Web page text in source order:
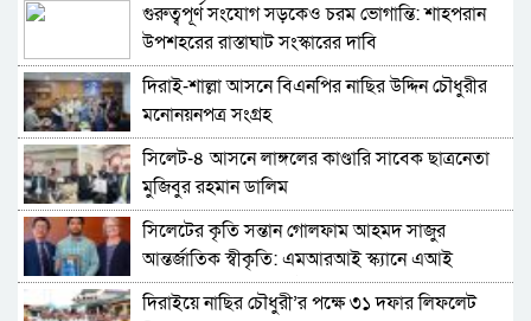
গুরুত্বপূর্ণ সংযোগ সড়কেও চরম ভোগান্তি: শাহপরান
উপশহরের রাস্তাঘাট সংস্কারের দাবি
দিরাই-শাল্লা আসনে বিএনপির নাছির উদ্দিন চৌধুরীর
মনোনয়নপত্র সংগ্রহ
সিলেট-৪ আসনে লাঙ্গলের কাণ্ডারি সাবেক ছাত্রনেতা
মুজিবুর রহমান ডালিম
সিলেটের কৃতি সন্তান গোলফাম আহমদ সাজুর
আন্তর্জাতিক স্বীকৃতি: এমআরআই স্ক্যানে এআই
প্রয়োগে পিএইচডি অর্জন
দিরাইয়ে নাছির চৌধুরী’র পক্ষে ৩১ দফার লিফলেট